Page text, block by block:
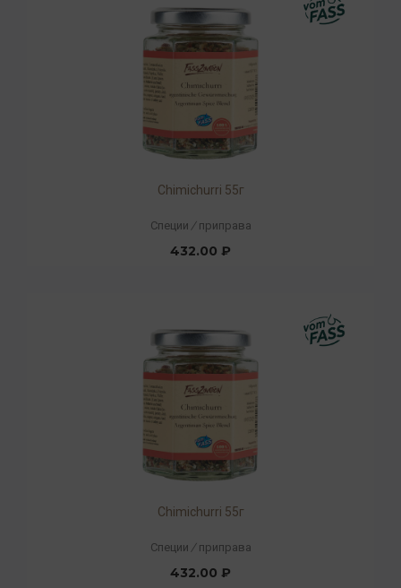
Chimichurri 55г
Специи / приправа
432.00 ₽
Chimichurri 55г
Специи / приправа
432.00 ₽